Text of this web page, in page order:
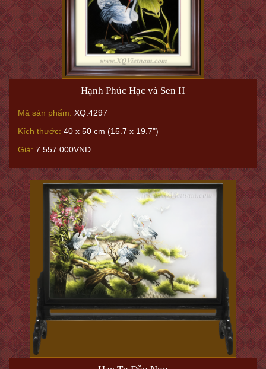
Hạnh Phúc Hạc và Sen II
Mã sản phẩm: XQ.4297
Kích thước: 40 x 50 cm (15.7 x 19.7")
Giá: 7.557.000VNĐ